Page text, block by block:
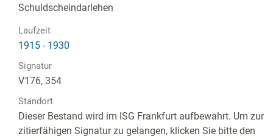
Schuldscheindarlehen
Laufzeit
1915 - 1930
Signatur
V176, 354
Standort
Dieser Bestand wird im ISG Frankfurt aufbewahrt. Um zur
zitierfähigen Signatur zu gelangen, klicken Sie bitte den